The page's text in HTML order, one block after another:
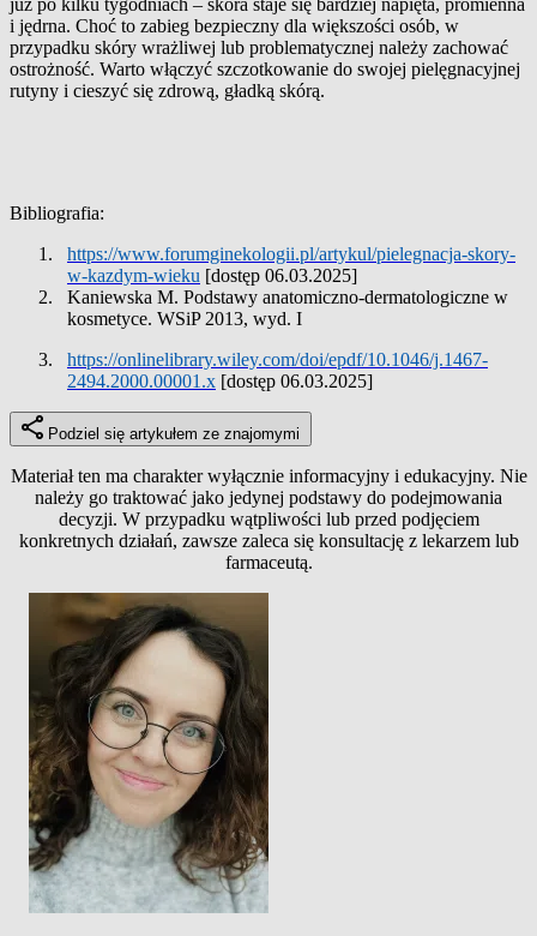
już po kilku tygodniach – skóra staje się bardziej napięta, promienna
i jędrna. Choć to zabieg bezpieczny dla większości osób, w
przypadku skóry wrażliwej lub problematycznej należy zachować
ostrożność. Warto włączyć szczotkowanie do swojej pielęgnacyjnej
rutyny i cieszyć się zdrową, gładką skórą.
Bibliografia:
1.
https://www.forumginekologii.pl/artykul/pielegnacja-skory-
w-kazdym-wieku [dostęp 06.03.2025]
2.
Kaniewska M. Podstawy anatomiczno-dermatologiczne w
kosmetyce. WSiP 2013, wyd. I
3.
https://onlinelibrary.wiley.com/doi/epdf/10.1046/j.1467-
2494.2000.00001.x [dostęp 06.03.2025]
Podziel się artykułem ze znajomymi
Materiał ten ma charakter wyłącznie informacyjny i edukacyjny. Nie
należy go traktować jako jedynej podstawy do podejmowania
decyzji. W przypadku wątpliwości lub przed podjęciem
konkretnych działań, zawsze zaleca się konsultację z lekarzem lub
farmaceutą.